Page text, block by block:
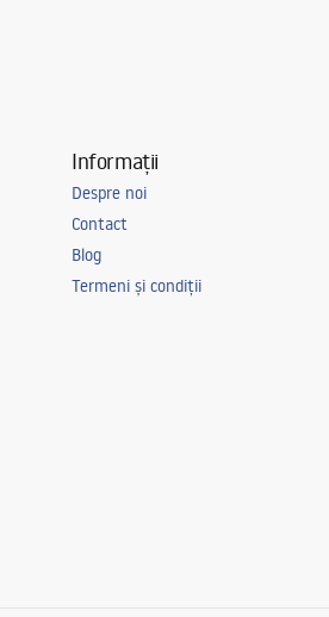
Clasa energetica
Clasa etanseitate
Cameră
Putere
Informații
Despre noi
Contact
Blog
Termeni și condiții